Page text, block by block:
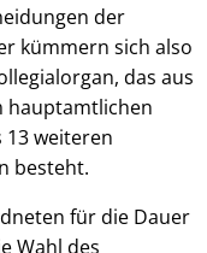
der
kümmern sich also
das aus
hauptamtlichen
weiteren
besteht.
für die Dauer
Wahl des